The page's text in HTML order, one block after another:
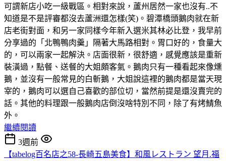
可謂新店小吃一級戰區。相對來說，蘆州居然一家也沒有..不
知道是不是評審都沒去蘆洲還怎樣(笑)。碧潭橋頭鵝肉就在新
店老街對面，和另一家同樣今年新入選米其林必比登，我早前
分享過的「北鴨鴨肉羹」隔著大馬路相對。胃口好的，食量大
的，可以兩家一起解決。店面很新，很舒適，感覺應該是重新
裝潢過，點餐、送餐的大姐頗客氣。鵝肉只有一種看起來像燻
鵝，並沒有一般常見的白斬鵝，大姐說這裡的鵝肉都是當天現
宰的，鵝肉可以選自己喜歡的部位切，當然前提是還沒賣完的
話。其他的料理跟一般鵝肉店倒沒啥特別不同，除了有烤鯖魚
外。
繼續閱讀
3週前
【tabelog百名店之58-長崎五島美食】和風レストラン 望月.福